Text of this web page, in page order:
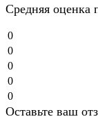
Средняя оценка
0
0
0
0
0
Оставьте ваш